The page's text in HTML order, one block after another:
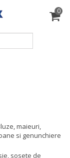
0
maieuri,
si genunchiere
sosete de